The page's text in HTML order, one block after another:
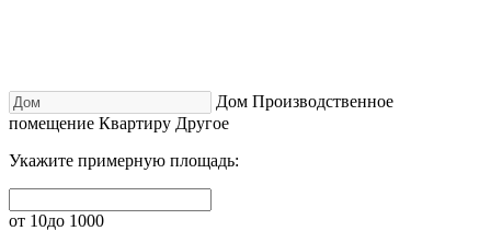
Дом Производственное
помещение Квартиру Другое
Укажите примерную площадь:
от 10до 1000